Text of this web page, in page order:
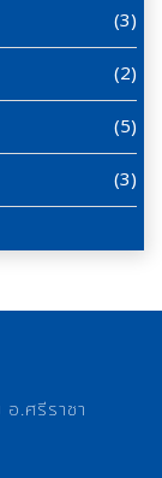
(3)
(2)
(5)
(3)
.ศรีราชา